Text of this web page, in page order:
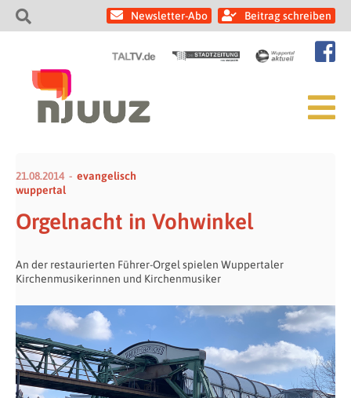
Newsletter-Abo Beitrag schreiben
21.08.2014
evangelisch
wuppertal
Orgelnacht in Vohwinkel
An der restaurierten Führer-Orgel spielen Wuppertaler
Kirchenmusikerinnen und Kirchenmusiker